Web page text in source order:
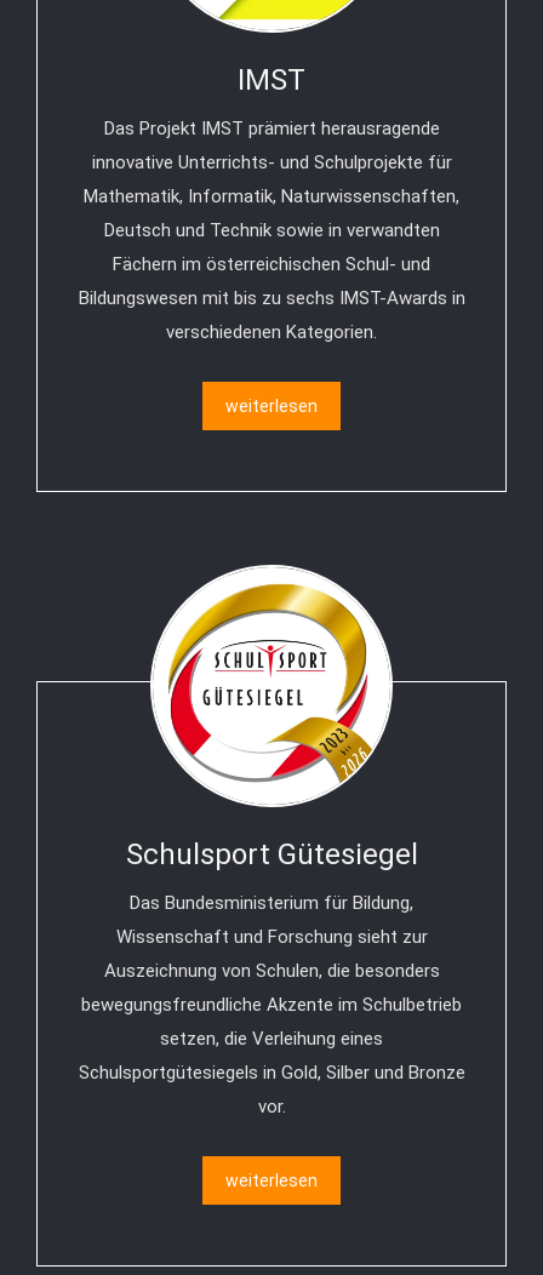
IMST
Das Projekt IMST prämiert herausragende
innovative Unterrichts- und Schulprojekte für
Mathematik, Informatik, Naturwissenschaften,
Deutsch und Technik sowie in verwandten
Fächern im österreichischen Schul- und
Bildungswesen mit bis zu sechs IMST-Awards in
verschiedenen Kategorien.
weiterlesen
Schulsport Gütesiegel
Das Bundesministerium für Bildung,
Wissenschaft und Forschung sieht zur
Auszeichnung von Schulen, die besonders
bewegungsfreundliche Akzente im Schulbetrieb
setzen, die Verleihung eines
Schulsportgütesiegels in Gold, Silber und Bronze
vor.
weiterlesen